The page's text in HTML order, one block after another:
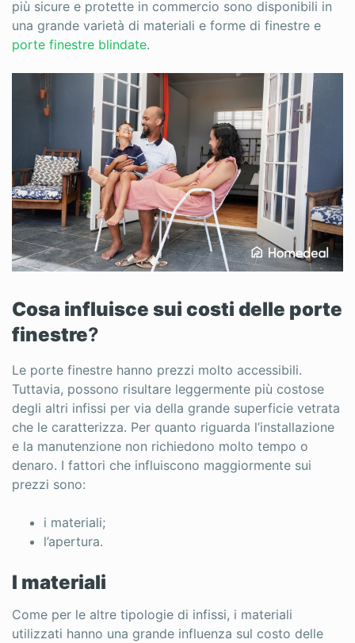
più sicure e protette in commercio sono disponibili in
una grande varietà di materiali e forme di finestre e
porte finestre blindate.
Cosa influisce sui costi delle porte
finestre?
Le porte finestre hanno prezzi molto accessibili.
Tuttavia, possono risultare leggermente più costose
degli altri infissi per via della grande superficie vetrata
che le caratterizza. Per quanto riguarda l’installazione
e la manutenzione non richiedono molto tempo o
denaro. I fattori che influiscono maggiormente sui
prezzi sono:
i materiali;
l’apertura.
I materiali
Come per le altre tipologie di infissi, i materiali
utilizzati hanno una grande influenza sul costo delle